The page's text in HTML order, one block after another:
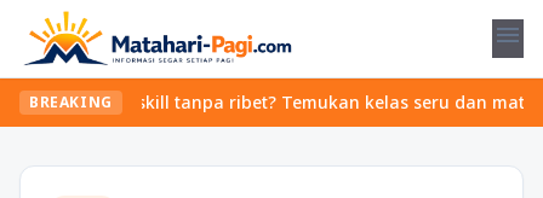
menu
BREAKINGskill tanpa ribet? Temukan kelas seru dan materi